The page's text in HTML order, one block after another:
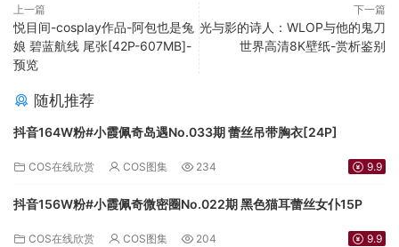
上一篇
悦目间-cosplay作品-阿包也是兔
娘 碧蓝航线 尾张[42P-607MB]-
预览
下一篇
光与影的诗人：WLOP与他的鬼刀
世界高清8K壁纸-赏析鉴别
随机推荐
抖音164W粉#小霞佩奇岛遇No.033期 蕾丝吊带胸衣[24P]
COS在线欣赏 COS图集 234 9.9
抖音156W粉#小霞佩奇微密圈No.022期 黑色猫耳蕾丝女仆15P
COS在线欣赏 COS图集 204 9.9